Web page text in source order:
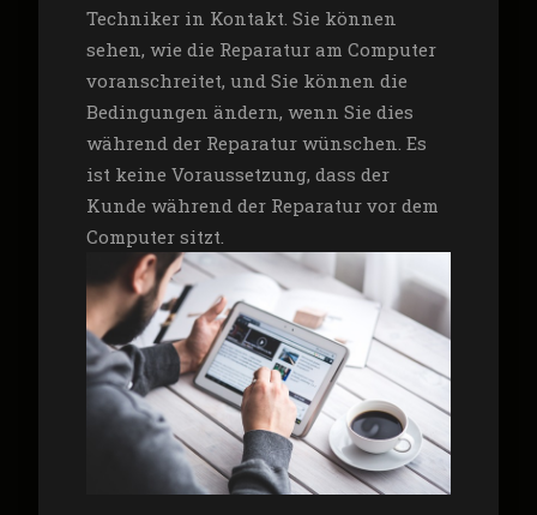
Techniker in Kontakt. Sie können
sehen, wie die Reparatur am Computer
voranschreitet, und Sie können die
Bedingungen ändern, wenn Sie dies
während der Reparatur wünschen. Es
ist keine Voraussetzung, dass der
Kunde während der Reparatur vor dem
Computer sitzt.